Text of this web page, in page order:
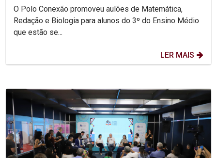
O Polo Conexão promoveu aulões de Matemática,
Redação e Biologia para alunos do 3º do Ensino Médio
que estão se...
LER MAIS